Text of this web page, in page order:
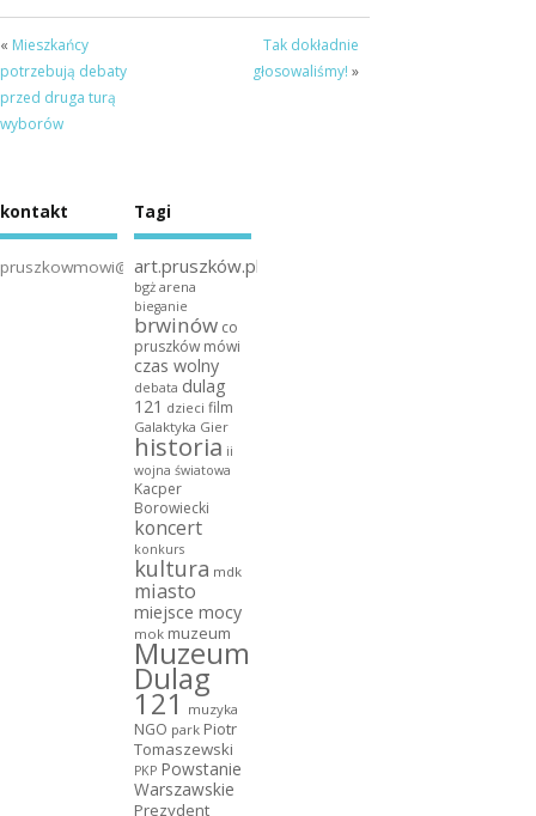
« Mieszkańcy
potrzebują debaty
przed druga turą
wyborów
Tak dokładnie
głosowaliśmy! »
kontakt
pruszkowmowi@gmail.com
Tagi
art.pruszków.pl
bgż arena
bieganie
brwinów co
pruszków mówi
czas wolny
debata dulag
121 dzieci film
Galaktyka Gier
historia ii
wojna światowa
Kacper
Borowiecki
koncert
konkurs
kultura mdk
miasto
miejsce mocy
mok muzeum
Muzeum
Dulag
121 muzyka
NGO park Piotr
Tomaszewski
PKP Powstanie
Warszawskie
Prezydent